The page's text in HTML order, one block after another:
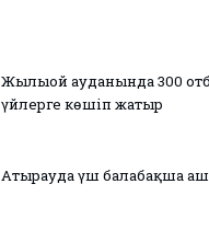
Жылыой ауданында 300
үйлерге көшіп жатыр
Атырауда үш балабақша